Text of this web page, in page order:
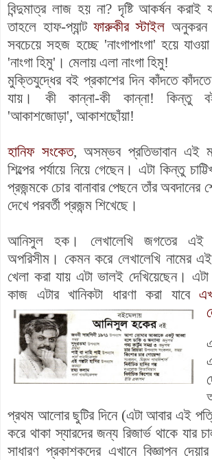
বিন্দুমাত্র লাজ হয় না? দৃষ্টি আকর্ষন করাই
তাহলে হাফ-প্যান্টফারুকীর স্টাইল অনুকরন
সবচেয়ে সহজ হচ্ছে 'নাংগাপাংগা' হয়ে
'নাংগা হিমু'। মেলায় এলা নাংগা হিমু!
মুক্তিযুদ্ধের বই প্রকাশের দিন কাঁদতে
যায়। কী কান্না-কী কান্না! কিন্তু
'আকাশজোড়া', আকাশছোঁয়া!
হানিফ সংকেত, অসম্ভব প্রতিভাবান এই
শিল্পের পর্যায়ে নিয়ে গেছেন। এটা কিন্তু
প্রজন্মকে চোর বানাবার পেছনে তাঁর অবদানের
দেখে পরবর্তী প্রজন্ম শিখেছে।
আনিসুল হক। লেখালেখি জগতের এই
অপরিসীম। কেমন করে লেখালেখি নামের
খেলা করা যায় এটা ভালই দেখিয়েছেন।
কাজ এটার খানিকটা ধারণা করা যাবে
প্রথম আলোর ছুটির দিনে (এটা আবার এই
করে থাকা স্যারদের জন্য রিজার্ভ থাকে যার
সাধারণ প্রকাশকদের এখানে বিজ্ঞাপন